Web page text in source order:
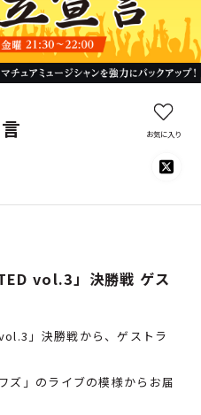
お気に入り
vol.3」決勝戦 ゲス
」決勝戦から、ゲストラ
ズ」のライブの模様からお届